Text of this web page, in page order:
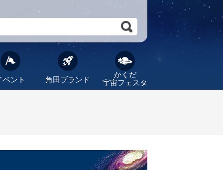
ベント 角田ブランド
かくだ
宇宙フェスタ